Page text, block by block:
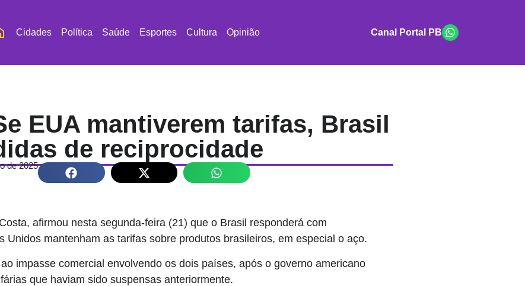
Cidades Política Saúde Esportes Cultura Opinião Canal Portal PB
EUA mantiverem tarifas, Brasil
de reciprocidade
de 2025
afirmou nesta segunda-feira (21) que o Brasil responderá com
Unidos mantenham as tarifas sobre produtos brasileiros, em especial o aço.
impasse comercial envolvendo os dois países, após o governo americano
que haviam sido suspensas anteriormente.